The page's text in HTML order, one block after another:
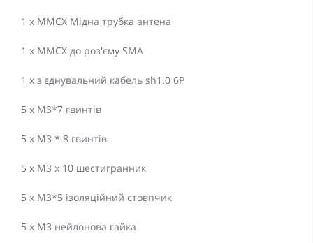
1 x MMCX Мідна трубка антена
1 x MMCX до роз'єму SMA
1 х з'єднувальний кабель sh1.0 6P
5 x M3*7 гвинтів
5 x M3 * 8 гвинтів
5 x M3 x 10 шестигранник
5 x M3*5 ізоляційний стовпчик
5 х М3 нейлонова гайка